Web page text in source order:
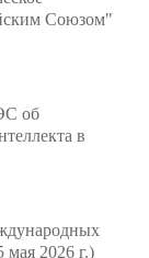
Союзом"
об
в
2026 г.)